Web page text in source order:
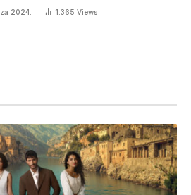
2024. 1.365 Views